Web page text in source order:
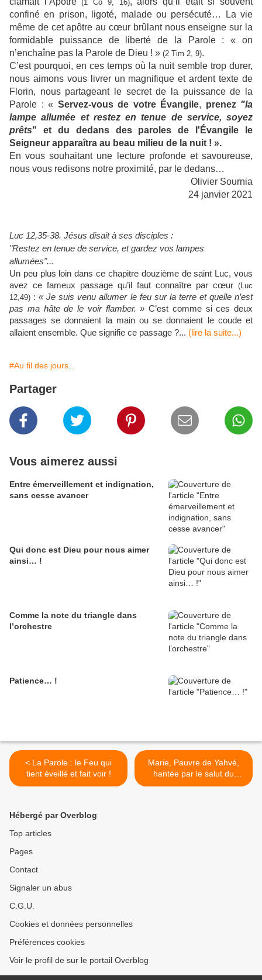
(1 Co 9, 16)
confiné en prison, ligoté, malade ou persécuté… La vie
même de cet apôtre au cœur brûlant nous enseigne sur la
formidable puissance de liberté de la Parole : « on
n’enchaîne pas la Parole de Dieu ! » (2 Tim 2, 9).
C’est pourquoi, en ces temps où la nuit semble trop durer,
nous aimons vous livrer un magnifique et ardent texte de
Florin, nous partageant le secret de la puissance de la
Parole : « Servez-vous de votre Évangile, prenez "la
lampe allumée et restez en tenue de service, soyez
prêts" et du dedans des paroles de l'Évangile le
Seigneur apparaîtra au beau milieu de la nuit ! ».
En vous souhaitant une lecture profonde et savoureuse,
nous vous redisons notre proximité, par le dedans…
Olivier Sournia
24 janvier 2021
Luc 12,35-38. Jésus disait à ses disciples :
"Restez en tenue de service, et gardez vos lampes
allumées"...
Un peu plus loin dans ce chapitre douzième de saint Luc, vous
avez ce fameux passage qu’il faut connaître par cœur (Luc
12,49) :« Je suis venu allumer le feu sur la terre et quelle n’est
pas ma hâte de le voir flamber. » C’est comme si ces deux
passages se donnaient la main ou se donnaient le coude et
allaient ensemble. Que signifie ce passage ?... (lire la suite...)
#Au fil des jours...
Partager
Vous aimerez aussi
Entre émerveillement et indignation,
sans cesse avancer
Qui donc est Dieu pour nous aimer
ainsi… !
Comme la note du triangle dans
l’orchestre
Patience… !
< La Parole : le Feu qui
tient éveillé et fait voir !
Marie, Pauvre de Yahvé,
hantée par le salut du
monde… >
Hébergé par Overblog
Top articles
Pages
Contact
Signaler un abus
C.G.U.
Cookies et données personnelles
Préférences cookies
Voir le profil de sur le portail Overblog